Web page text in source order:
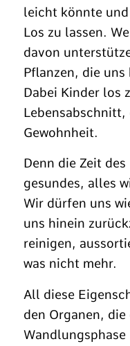
leicht könnte
Los zu lassen.
davon
Pflanzen, die
Dabei Kinder los
Lebensabschnitt,
Gewohnheit.
Denn die Zeit
gesundes, alles
Wir dürfen uns
uns hinein
reinigen,
was nicht mehr.
All diese
den Organen,